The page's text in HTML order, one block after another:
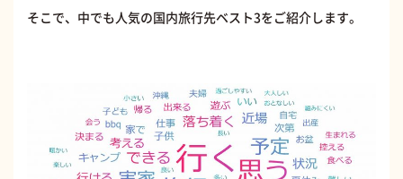
そこで、中でも人気の国内旅行先ベスト3をご紹介します。